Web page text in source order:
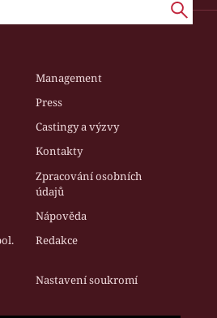
Management
Press
Castingy a výzvy
Kontakty
Zpracování osobních
údajů
Nápověda
Redakce
Nastavení soukromí